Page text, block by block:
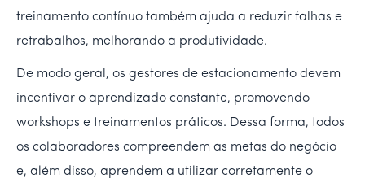
treinamento contínuo também ajuda a reduzir falhas e
retrabalhos, melhorando a produtividade.
De modo geral, os gestores de estacionamento devem
incentivar o aprendizado constante, promovendo
workshops e treinamentos práticos. Dessa forma, todos
os colaboradores compreendem as metas do negócio
e, além disso, aprendem a utilizar corretamente o